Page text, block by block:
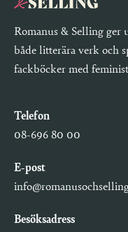
Romanus & Selling ger
både litterära verk och
fackböcker med
Telefon
08-696 80 00
E-post
Besöksadress